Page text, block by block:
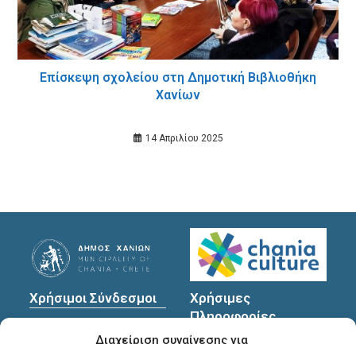
Διαχείριση συναίνεσης για
Επίσκεψη σχολείου στη Δημοτική Βιβλιοθήκη
Χανίων
14 Απριλίου 2025
Χρήσιμοι Σύνδεσμοι
Χρήσιμες
Πληροφορίες